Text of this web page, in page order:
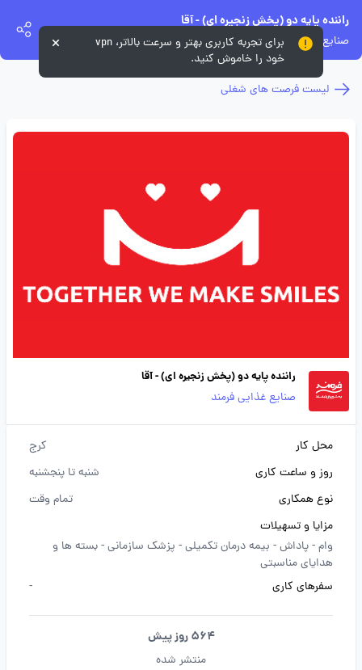
راننده پایه دو (پخش زنجیره ای) - آقا
صنایع غذایی فرمند
لیست فرصت های شغلی
راننده پایه دو (پخش زنجیره ای) - آقا
صنایع غذایی فرمند
محل کار
کرج
روز و ساعت کاری
شنبه تا پنجشنبه
نوع همکاری
تمام وقت
مزایا و تسهیلات
وام -پاداش - بیمه درمان تکمیلی - پزشک سازمانی -بسته ها و
هدایای مناسبتی
سفرهای کاری
-
564 روز پیش
منتشر شده
برای تجربه کاربری بهتر و سرعت بالاتر، vpn
خود را خاموش کنید.